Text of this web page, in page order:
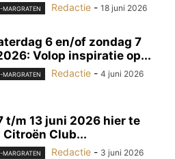
MARGRATEN Redactie - 18 juni 2026
6 en/of zondag 7
Volop inspiratie op...
MARGRATEN Redactie - 4 juni 2026
t/m 13 juni 2026 hier te
Citroën Club...
MARGRATEN Redactie - 3 juni 2026